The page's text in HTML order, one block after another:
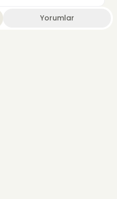
Yorumlar